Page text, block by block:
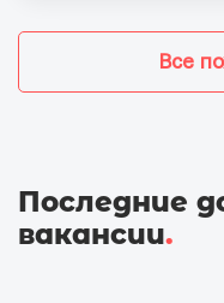
Все
Последние
вакансии.